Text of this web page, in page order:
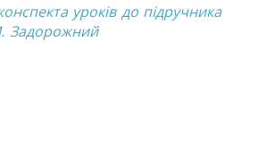
уроків до підручника
Задорожний